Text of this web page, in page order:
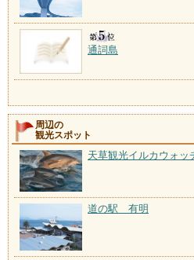
通詞島
周辺の
観光スポット
天草観光イルカウォッ
道の駅 有明